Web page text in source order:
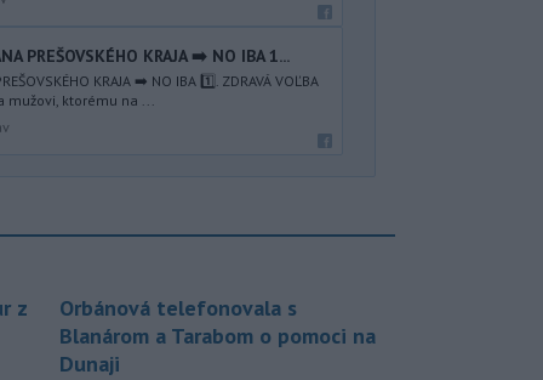
PREŠOVSKÉHO KRAJA ➡️ NO IBA 1️...
KRAJA ➡️ NO IBA 1️⃣. ZDRAVÁ VOĽBA
mužovi, ktorému na ...
z
Orbánová telefonovala s
Blanárom a Tarabom o pomoci na
Dunaji